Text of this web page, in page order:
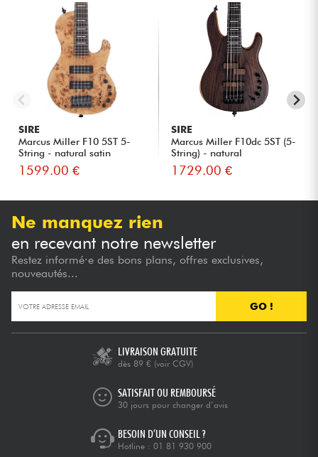
SIRE
Marcus Miller F10 5ST 5-
String - natural satin
1599.00 €
SIRE
Marcus Miller F10dc 5ST (5-
String) - natural
1729.00 €
Ne manquez rien
en recevant notre newsletter
Restez informé·e des bons plans, offres exclusives,
nouveautés...
GO !
LIVRAISON GRATUITE
dès 89 € (voir CGV)
SATISFAIT OU REMBOURSÉ
30 jours pour changer d’avis
BESOIN D’UN CONSEIL ?
Hotline : 01 81 930 900